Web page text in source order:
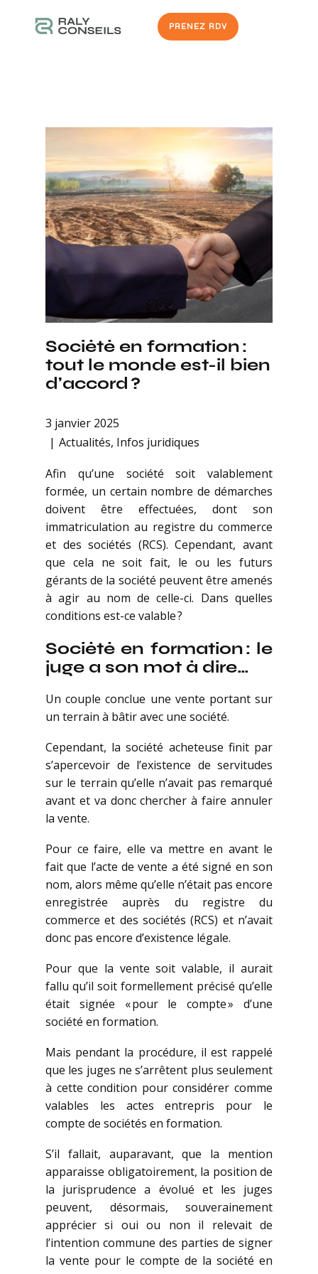
PRENEZ RDV
Société en formation :
tout le monde est-il bien
d’accord ?
3 janvier 2025
Actualités, Infos juridiques
Afin qu’une société soit valablement
formée, un certain nombre de démarches
doivent être effectuées, dont son
immatriculation au registre du commerce
et des sociétés (RCS). Cependant, avant
que cela ne soit fait, le ou les futurs
gérants de la société peuvent être amenés
à agir au nom de celle-ci. Dans quelles
conditions est-ce valable ?
Société en formation : le
juge a son mot à dire…
Un couple conclue une vente portant sur
un terrain à bâtir avec une société.
Cependant, la société acheteuse finit par
s’apercevoir de l’existence de servitudes
sur le terrain qu’elle n’avait pas remarqué
avant et va donc chercher à faire annuler
la vente.
Pour ce faire, elle va mettre en avant le
fait que l’acte de vente a été signé en son
nom, alors même qu’elle n’était pas encore
enregistrée auprès du registre du
commerce et des sociétés (RCS) et n’avait
donc pas encore d’existence légale.
Pour que la vente soit valable, il aurait
fallu qu’il soit formellement précisé qu’elle
était signée « pour le compte » d’une
société en formation.
Mais pendant la procédure, il est rappelé
que les juges ne s’arrêtent plus seulement
à cette condition pour considérer comme
valables les actes entrepris pour le
compte de sociétés en formation.
S’il fallait, auparavant, que la mention
apparaisse obligatoirement, la position de
la jurisprudence a évolué et les juges
peuvent, désormais, souverainement
apprécier si oui ou non il relevait de
l’intention commune des parties de signer
la vente pour le compte de la société en